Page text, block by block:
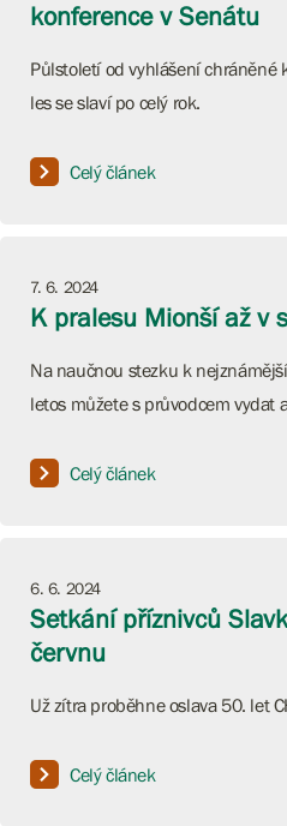
konference v Senátu
Půlstoletí od vyhlášení chráněné
les se slaví po celý rok.
Celý článek
7. 6. 2024
K pralesu Mionší až v
Na naučnou stezku k
letos můžete s průvodcem vydat
Celý článek
6. 6. 2024
Setkání příznivců
červnu
Už zítra proběhne oslava 50. let
Celý článek